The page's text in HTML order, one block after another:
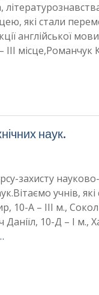
які стали
англійської
місце,Романчук
наук.
захисту
учнів, які
А – ІІІ м.,
Даніїл, 10-Д – І